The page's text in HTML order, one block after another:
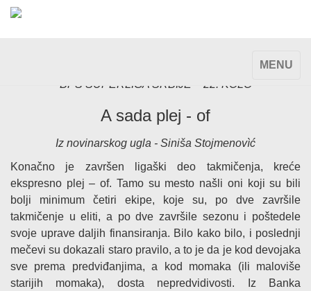
TOGGLE
MENU
BPŠ SUPERLIGA SRBIJE – 22. KOLO
A sada plej - of
Iz novinarskog ugla - Siniša Stojmenovìć
Konačno je završen ligaški deo takmičenja, kreće
ekspresno plej – of. Tamo su mesto našli oni koji su bili
bolji minimum četiri ekipe, koje su, po dve završile
takmičenje u eliti, a po dve završile sezonu i poštedele
svoje uprave daljih finansiranja. Bilo kako bilo, i poslednji
mečevi su dokazali staro pravilo, a to je da je kod devojaka
sve prema predviđanjima, a kod momaka (ili maloviše
starijih momaka), dosta nepredvidivosti. Iz Banka